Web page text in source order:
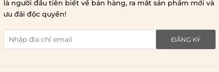
giao hàng trong ngày
giao hàng tiêu chuẩn
miễn phí ship
toàn quốc.
là người đầu tiên biết về bán hàng, ra mắt sản phẩm mới và
ưu đãi độc quyền!
ĐĂNG KÝ